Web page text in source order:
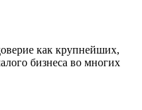
как крупнейших,
бизнеса во многих